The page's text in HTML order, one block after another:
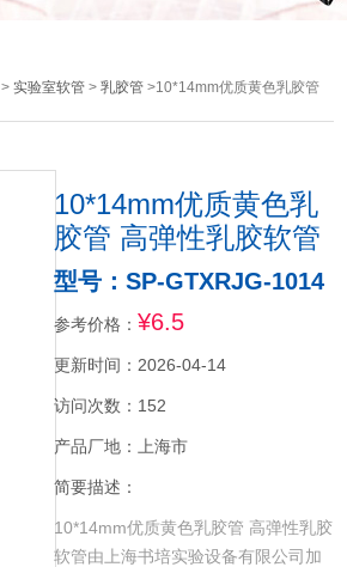
>实验室软管 >乳胶管 >10*14mm优质黄色乳胶管
10*14mm优质黄色乳
胶管 高弹性乳胶软管
型号：SP-GTXRJG-1014
参考价格： ¥6.5
更新时间：2026-04-14
访问次数：152
产品厂地：上海市
简要描述：
10*14mm优质黄色乳胶管 高弹性乳胶
软管由上海书培实验设备有限公司加